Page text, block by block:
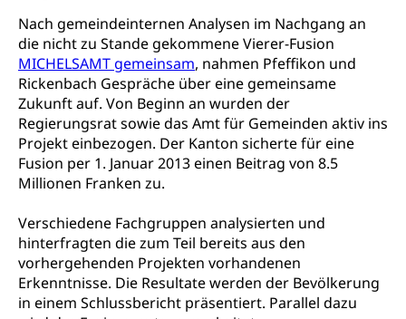
Nach gemeindeinternen Analysen im Nachgang an
die nicht zu Stande gekommene Vierer-Fusion
MICHELSAMT gemeinsam, nahmen Pfeffikon und
Rickenbach Gespräche über eine gemeinsame
Zukunft auf. Von Beginn an wurden der
Regierungsrat sowie das Amt für Gemeinden aktiv ins
Projekt einbezogen. Der Kanton sicherte für eine
Fusion per 1. Januar 2013 einen Beitrag von 8.5
Millionen Franken zu.
Verschiedene Fachgruppen analysierten und
hinterfragten die zum Teil bereits aus den
vorhergehenden Projekten vorhandenen
Erkenntnisse. Die Resultate werden der Bevölkerung
in einem Schlussbericht präsentiert. Parallel dazu
Kindergarten & Basisstufe
Frühe Förderung
Konsumentenrechte, Produktsicherheit,
Preisüberwachung, Preisüberwacher,
Konsumentenorganisation, parallele Einfuhr,
regionale Erschöpfung, nationale Erschöpfung,
internationale Erschöpfung, Preisabsprache, Kartell,
Cassis-deDijon-Prinzip
Lebensmittelkontrolle und
Verbraucherschutz
Krankenversicherung
Unfallversicherung, Berufsunfallversicherung,
Krankenkasse
Krankenversicherung (WAS Luzern)
Prämienverbilligung (WAS Luzern)
Lebensmittelsicherheit
sichere Lebensmittel, Lebensmittelkontrolle,
Lebensmittelhygiene, Produktesicherheit